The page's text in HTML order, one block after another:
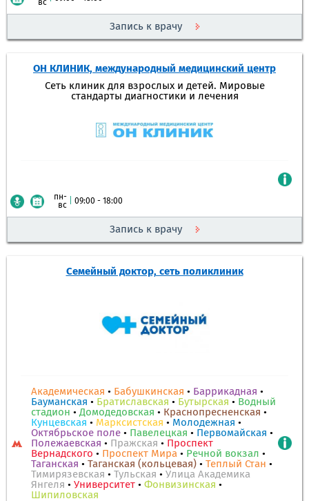
вс
Запись к врачу
ОН КЛИНИК, международный медицинский центр
Сеть клиник для взрослых и детей. Мировые
стандарты диагностики и лечения
пн-
вс
09:00 - 18:00
Запись к врачу
Семейный доктор, сеть поликлиник
Академическая • Бабушкинская • Баррикадная •
Бауманская • Братиславская • Бутырская • Водный
стадион • Домодедовская • Краснопресненская •
Кунцевская • Марксистская • Молодежная •
Октябрьское поле • Павелецкая • Первомайская •
Полежаевская • Пражская • Проспект
Вернадского • Проспект Мира • Речной вокзал •
Таганская • Таганская (кольцевая) • Теплый Стан •
Тимирязевская • Тульская • Улица Академика
Янгеля • Университет • Фонвизинская •
Шипиловская